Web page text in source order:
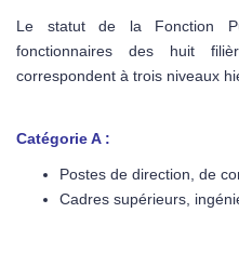
Le statut de la Fonction
fonctionnaires des huit
correspondent à trois niveaux
Catégorie A :
Postes de direction, de
Cadres supérieurs,